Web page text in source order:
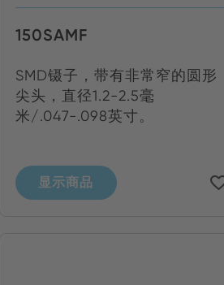
150SAMF
SMD镊子，带有非常窄的圆形
尖头，直径1.2-2.5毫
米/.047-.098英寸。
显示商品